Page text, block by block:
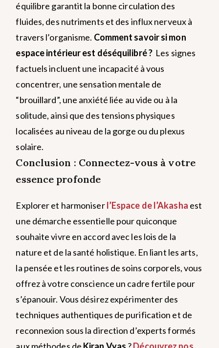
équilibre garantit la bonne circulation des
fluides, des nutriments et des influx nerveux à
travers l’organisme. Comment savoir si mon
espace intérieur est déséquilibré ? Les signes
factuels incluent une incapacité à vous
concentrer, une sensation mentale de
“brouillard”, une anxiété liée au vide ou à la
solitude, ainsi que des tensions physiques
localisées au niveau de la gorge ou du plexus
solaire.
Conclusion : Connectez-vous à votre
essence profonde
Explorer et harmoniserl’Espace de l’Akasha est
une démarche essentielle pour quiconque
souhaite vivre en accord avec les lois de la
nature et de la santé holistique. En liant les arts,
la pensée et les routines de soins corporels, vous
offrez à votre conscience un cadre fertile pour
s’épanouir. Vous désirez expérimenter des
techniques authentiques de purification et de
reconnexion sous la direction d’experts formés